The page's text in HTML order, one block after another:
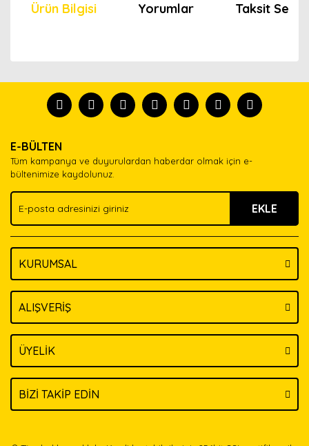
Ürün Bilgisi Yorumlar Taksit
tanısın.
formunu kullanarak tarafımıza iletebilirsiniz.
Görüş ve önerileriniz için teşekkür ederiz.
Ürün açıklamasında eksik bilgiler bulunuyor.
Ürün bilgilerinde hatalar bulunuyor.
Ürün fiyatı diğer sitelerden daha pahalı.
Bu ürüne benzer farklı alternatifler olmalı.
E-BÜLTEN
Tüm kampanya ve duyurulardan haberdar olmak için e-
bültenimize kaydolunuz.
EKLE
KURUMSAL
ALIŞVERİŞ
ÜYELİK
BİZİ TAKİP EDİN